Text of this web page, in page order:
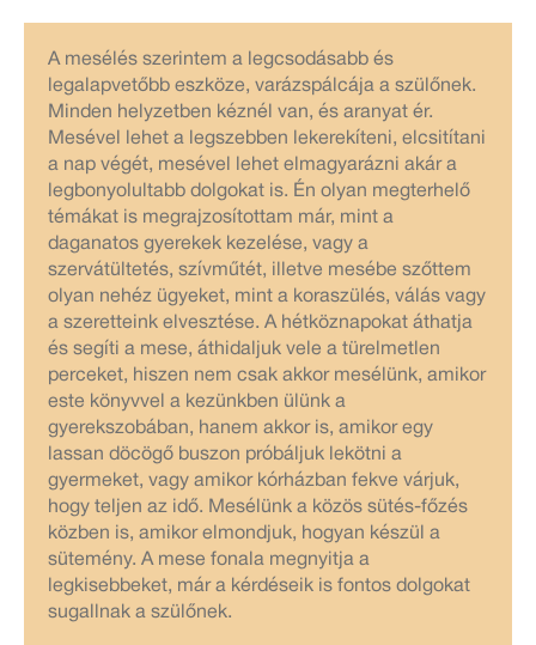
A mesélés szerintem a legcsodásabb és
legalapvetőbb eszköze, varázspálcája a szülőnek.
Minden helyzetben kéznél van, és aranyat ér.
Mesével lehet a legszebben lekerekíteni, elcsitítani
a nap végét, mesével lehet elmagyarázni akár a
legbonyolultabb dolgokat is. Én olyan megterhelő
témákat is megrajzosítottam már, mint a
daganatos gyerekek kezelése, vagy a
szervátültetés, szívműtét, illetve mesébe szőttem
olyan nehéz ügyeket, mint a koraszülés, válás vagy
a szeretteink elvesztése. A hétköznapokat áthatja
és segíti a mese, áthidaljuk vele a türelmetlen
perceket, hiszen nem csak akkor mesélünk, amikor
este könyvvel a kezünkben ülünk a
gyerekszobában, hanem akkor is, amikor egy
lassan döcögő buszon próbáljuk lekötni a
gyermeket, vagy amikor kórházban fekve várjuk,
hogy teljen az idő. Mesélünk a közös sütés-főzés
közben is, amikor elmondjuk, hogyan készül a
sütemény. A mese fonala megnyitja a
legkisebbeket, már a kérdéseik is fontos dolgokat
sugallnak a szülőnek.